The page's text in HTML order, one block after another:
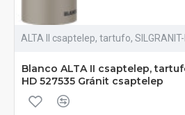
ALTA II csaptelep, tartufo,
Blanco ALTA II csaptelep,
HD 527535 Gránit csaptelep